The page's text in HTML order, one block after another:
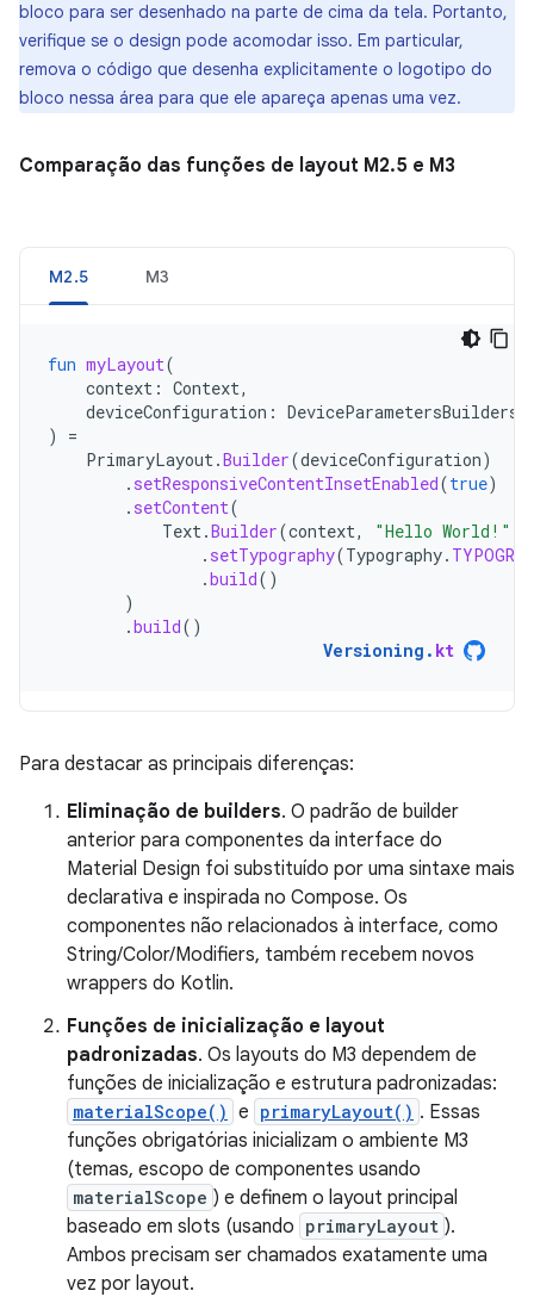
bloco para ser desenhado na parte de cima da tela. Portanto,
verifique se o design pode acomodar isso. Em particular,
remova o código que desenha explicitamente o logotipo do
bloco nessa área para que ele apareça apenas uma vez.
Comparação das funções de layout M2.5 e M3
M2.5 M3
fun myLayout(
context : Context,
deviceConfiguration : DeviceParametersBuilders
)
=
PrimaryLayout.Builder(deviceConfiguration)
. setResponsiveContentInsetEnabled(true)
. setContent(
Text.Builder(context, "Hello World!"
. setTypography(Typography.
.build()
)
.build()
Versioning . kt
Para destacar as principais diferenças:
Eliminação de builders. O padrão de builder
anterior para componentes da interface do
Material Design foi substituído por uma sintaxe mais
declarativa e inspirada no Compose. Os
componentes não relacionados à interface, como
String/Color/Modifiers, também recebem novos
wrappers do Kotlin.
Funções de inicialização e layout
padronizadas. Os layouts do M3 dependem de
funções de inicialização e estrutura padronizadas:
materialScope() e primaryLayout() . Essas
funções obrigatórias inicializam o ambiente M3
(temas, escopo de componentes usando
materialScope ) e definem o layout principal
baseado em slots (usando primaryLayout ).
Ambos precisam ser chamados exatamente uma
vez por layout.